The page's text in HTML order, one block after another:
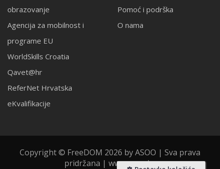
obrazovanje
Agencija za mobilnost i
programe EU
WorldSkills Croatia
Qavet@hr
ReferNet Hrvatska
eKvalifikacije
Pomoć i podrška
O nama
Copyright © FreeDOM 2026 by ASOO | Sva prava
pridržana | www.asoo.hr